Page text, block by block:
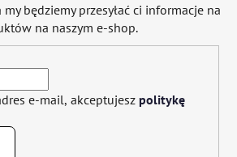
będziemy przesyłać ci informacje na
na naszym e-shop.
e-mail, akceptujesz politykę